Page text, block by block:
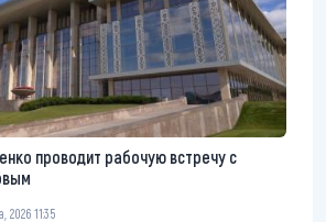
проводит рабочую встречу с
2026 11:35